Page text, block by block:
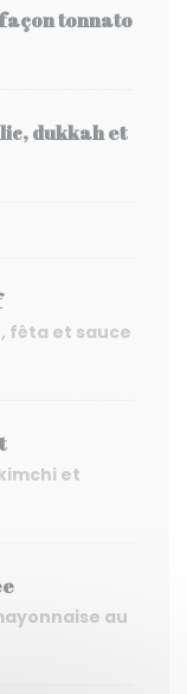
tonnato
dukkah et
fêta et sauce
et
au